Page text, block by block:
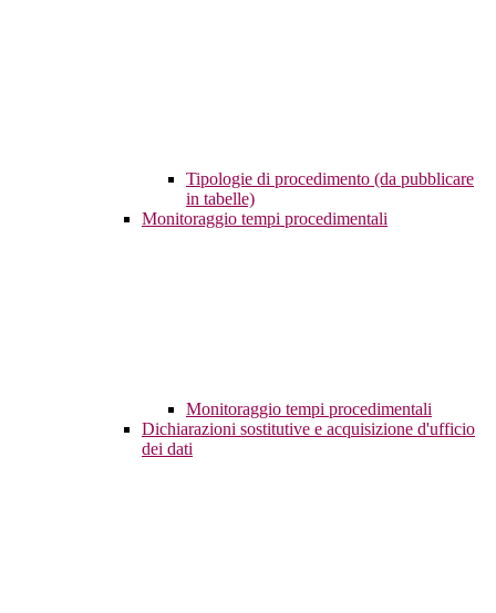
Tipologie di procedimento (da pubblicare
in tabelle)
Monitoraggio tempi procedimentali
Monitoraggio tempi procedimentali
Dichiarazioni sostitutive e acquisizione d'ufficio
dei dati